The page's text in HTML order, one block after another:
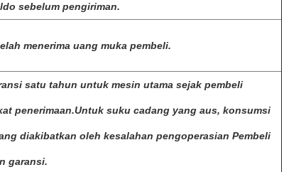
sebelum pengiriman.
menerima uang muka pembeli.
satu tahun untuk mesin utama sejak pembeli
penerimaan.Untuk suku cadang yang aus, konsumsi
diakibatkan oleh kesalahan pengoperasian Pembeli
garansi.